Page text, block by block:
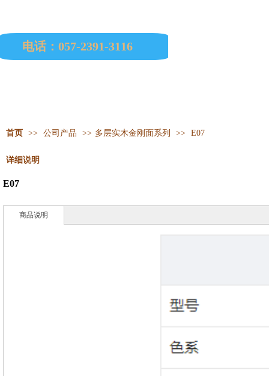
电话：057-2391-3116
首页 >> 公司产品 >> 多层实木金刚面系列 >> E07
详细说明
E07
商品说明